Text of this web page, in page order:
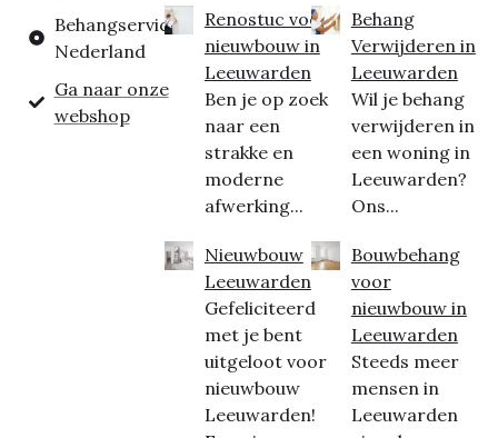
Behangservice
Nederland
Ga naar onze
webshop
Renostuc voor
nieuwbouw in
Leeuwarden
Ben je op zoek
naar een
strakke en
moderne
afwerking...
Nieuwbouw
Leeuwarden
Gefeliciteerd
met je bent
uitgeloot voor
nieuwbouw
Leeuwarden!
Behang
Verwijderen in
Leeuwarden
Wil je behang
verwijderen in
een woning in
Leeuwarden?
Ons...
Bouwbehang
voor
nieuwbouw in
Leeuwarden
Steeds meer
mensen in
Leeuwarden